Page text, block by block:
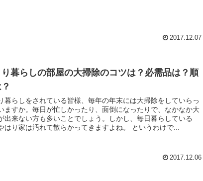
2017.12.07
暮らしの部屋の大掃除のコツは？必需品は？順
暮らしをされている皆様、毎年の年末には大掃除をしていらっ
ますか。毎日が忙しかったり、面倒になったりで、なかなか大
出来ない方も多いことでしょう。しかし、毎日暮らしている
はり家は汚れて散らかってきますよね。 というわけで...
2017.12.06